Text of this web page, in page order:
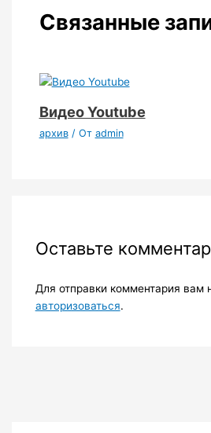
Связанные
Видео Youtube
архив/ От admin
Оставьте
Для отправки комментария вам
авторизоваться.